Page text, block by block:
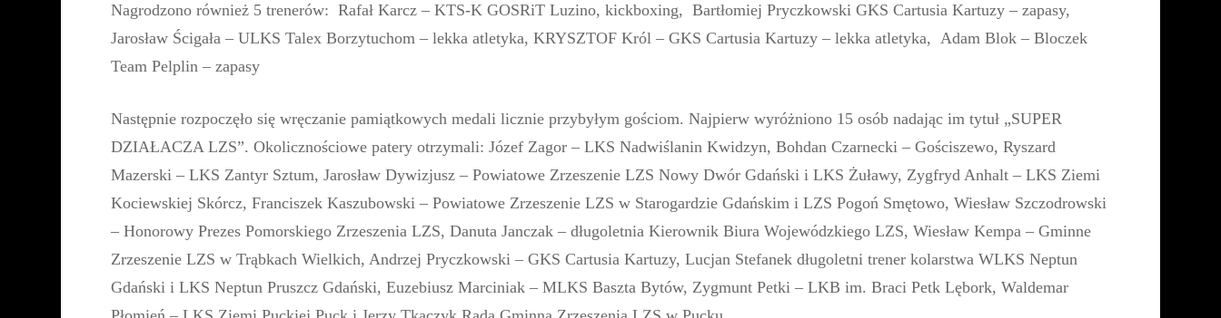
Nagrodzono również 5 trenerów: Rafał Karcz – KTS-K GOSRiT Luzino, kickboxing, Bartłomiej Pryczkowski GKS Cartusia Kartuzy – zapasy,
Jarosław Ścigała – ULKS Talex Borzytuchom – lekka atletyka, KRYSZTOF Król – GKS Cartusia Kartuzy – lekka atletyka, Adam Blok – Bloczek
Team Pelplin – zapasy
Następnie rozpoczęło się wręczanie pamiątkowych medali licznie przybyłym gościom. Najpierw wyróżniono 15 osób nadając im tytuł „SUPER
DZIAŁACZA LZS”. Okolicznościowe patery otrzymali: Józef Zagor – LKS Nadwiślanin Kwidzyn, Bohdan Czarnecki – Gościszewo, Ryszard
Mazerski – LKS Zantyr Sztum, Jarosław Dywizjusz – Powiatowe Zrzeszenie LZS Nowy Dwór Gdański i LKS Żuławy, Zygfryd Anhalt – LKS Ziemi
Kociewskiej Skórcz, Franciszek Kaszubowski – Powiatowe Zrzeszenie LZS w Starogardzie Gdańskim i LZS Pogoń Smętowo, Wiesław Szczodrowski
– Honorowy Prezes Pomorskiego Zrzeszenia LZS, Danuta Janczak – długoletnia Kierownik Biura Wojewódzkiego LZS, Wiesław Kempa – Gminne
Zrzeszenie LZS w Trąbkach Wielkich, Andrzej Pryczkowski – GKS Cartusia Kartuzy, Lucjan Stefanek długoletni trener kolarstwa WLKS Neptun
Gdański i LKS Neptun Pruszcz Gdański, Euzebiusz Marciniak – MLKS Baszta Bytów, Zygmunt Petki – LKB im. Braci Petk Lębork, Waldemar